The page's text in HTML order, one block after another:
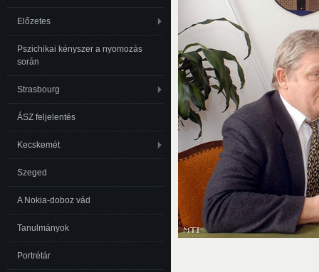
Előzetes
Pszichikai kényszer a nyomozás
során
Strasbourg
ÁSZ feljelentés
Kecskemét
Szeged
A Nokia-doboz vád
Tanulmányok
Portrétár